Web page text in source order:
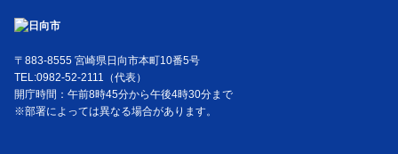
〒883-8555 宮崎県日向市本町10番5号
TEL:0982-52-2111（代表）
開庁時間：午前8時45分から午後4時30分まで
※部署によっては異なる場合があります。